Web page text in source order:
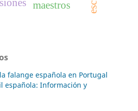
maestros
falange española en Portugal
española: Información y